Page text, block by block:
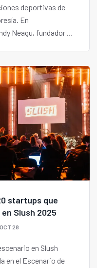
deportivas de
En
Neagu, fundador y
startups que
Slush 2025
28
en Slush
en el Escenario de